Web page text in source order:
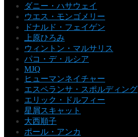
ダニー・ハサウェイ
ウエス・モンゴメリー
ドナルド・フェイゲン
上原ひろみ
ウィントン・マルサリス
パコ・デ・ルシア
MJQ
ヒューマンネイチャー
エスペランサ・スポルディング
エリック・ドルフィー
星屑スキャット
大西順子
ポール・アンカ